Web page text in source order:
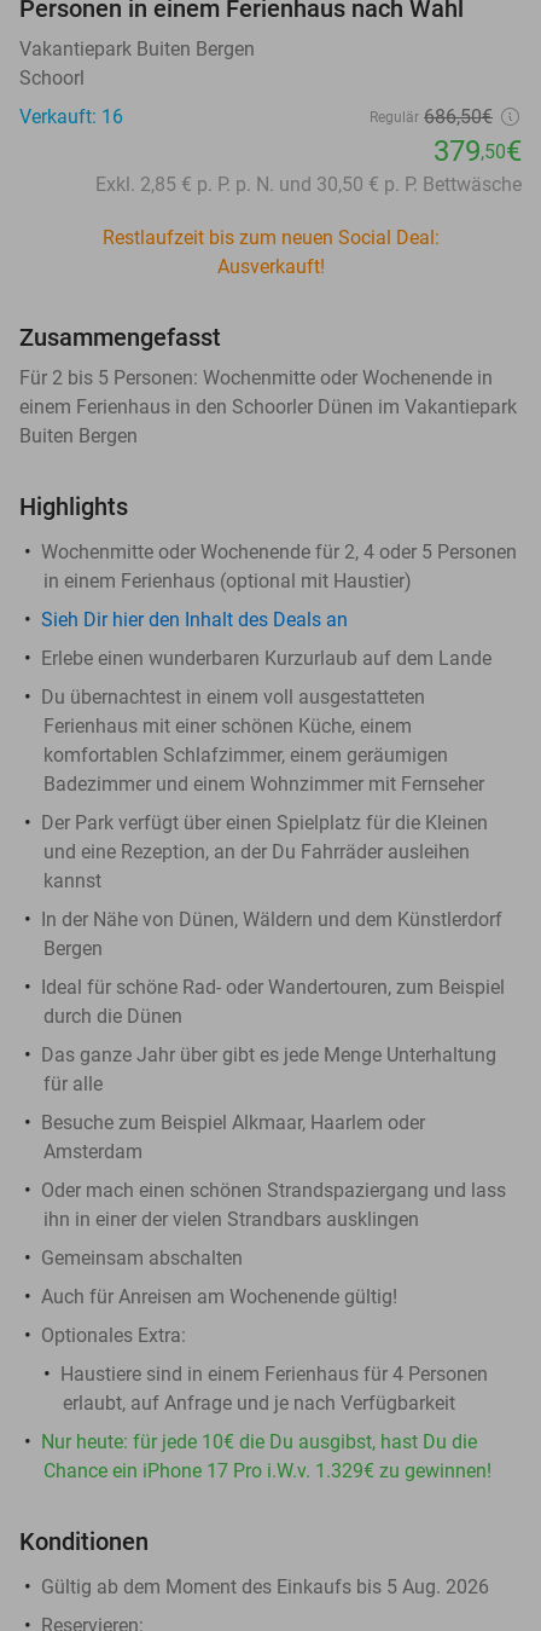
Personen in einem Ferienhaus nach Wahl
Vakantiepark Buiten Bergen
Schoorl
Verkauft: 16
Regulär 686,50€
379,50€
Exkl. 2,85 € p. P. p. N. und 30,50 € p. P. Bettwäsche
Restlaufzeit bis zum neuen Social Deal:
Ausverkauft!
Zusammengefasst
Für 2 bis 5 Personen: Wochenmitte oder Wochenende in
einem Ferienhaus in den Schoorler Dünen im Vakantiepark
Buiten Bergen
Highlights
Wochenmitte oder Wochenende für 2, 4 oder 5 Personen
in einem Ferienhaus (optional mit Haustier)
Sieh Dir hier den Inhalt des Deals an
Erlebe einen wunderbaren Kurzurlaub auf dem Lande
Du übernachtest in einem voll ausgestatteten
Ferienhaus mit einer schönen Küche, einem
komfortablen Schlafzimmer, einem geräumigen
Badezimmer und einem Wohnzimmer mit Fernseher
Der Park verfügt über einen Spielplatz für die Kleinen
und eine Rezeption, an der Du Fahrräder ausleihen
kannst
In der Nähe von Dünen, Wäldern und dem Künstlerdorf
Bergen
Ideal für schöne Rad- oder Wandertouren, zum Beispiel
durch die Dünen
Das ganze Jahr über gibt es jede Menge Unterhaltung
für alle
Besuche zum Beispiel Alkmaar, Haarlem oder
Amsterdam
Oder mach einen schönen Strandspaziergang und lass
ihn in einer der vielen Strandbars ausklingen
Gemeinsam abschalten
Auch für Anreisen am Wochenende gültig!
Optionales Extra:
Haustiere sind in einem Ferienhaus für 4 Personen
erlaubt, auf Anfrage und je nach Verfügbarkeit
Nur heute: für jede 10€ die Du ausgibst, hast Du die
Chance ein iPhone 17 Pro i.W.v. 1.329€ zu gewinnen!
Konditionen
Gültig ab dem Moment des Einkaufs bis 5 Aug. 2026
Reservieren: